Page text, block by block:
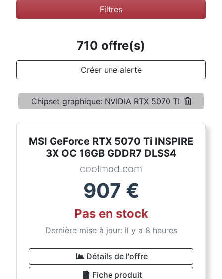
Soutenez-nous
Contactez-nous
Conditions
Filtres
710 offre(s)
Créer une alerte
Chipset graphique: NVIDIA RTX 5070 TI
MSI GeForce RTX 5070 Ti INSPIRE
3X OC 16GB GDDR7 DLSS4
coolmod.com
907 €
Pas en stock
Dernière mise à jour: il y a 8 heures
Détails de l'offre
Fiche produit